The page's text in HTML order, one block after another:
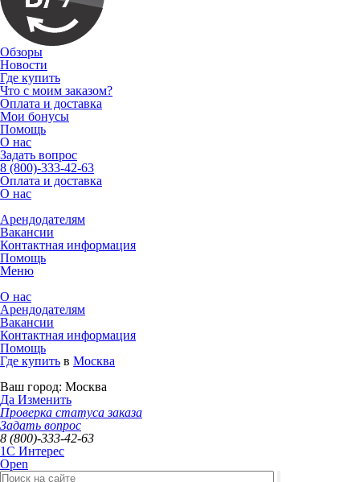
Обзоры
Новости
Где купить
Что с моим заказом?
Оплата и доставка
Мои бонусы
Помощь
О нас
Задать вопрос
8 (800)-333-42-63
Оплата и доставка
О нас
Арендодателям
Вакансии
Контактная информация
Помощь
Меню
О нас
Арендодателям
Вакансии
Контактная информация
Помощь
Где купить в Москва
Ваш город: Москва
Да Изменить
Проверка статуса заказа
Задать вопрос
8 (800)-333-42-63
1C Интерес
Open